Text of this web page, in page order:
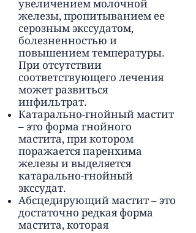
увеличением молочной
железы, пропитыванием ее
серозным экссудатом,
болезненностью и
повышением температуры.
При отсутствии
соответствующего лечения
может развиться
инфильтрат.
Катарально-гнойный мастит
– это форма гнойного
мастита, при котором
поражается паренхима
железы и выделяется
катарально-гнойный
экссудат.
Абсцедирующий мастит – это
достаточно редкая форма
мастита, которая